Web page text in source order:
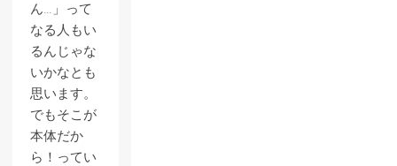
ん…」って
なる人もい
るんじゃな
いかなとも
思います。
でもそこが
本体だか
ら！ってい